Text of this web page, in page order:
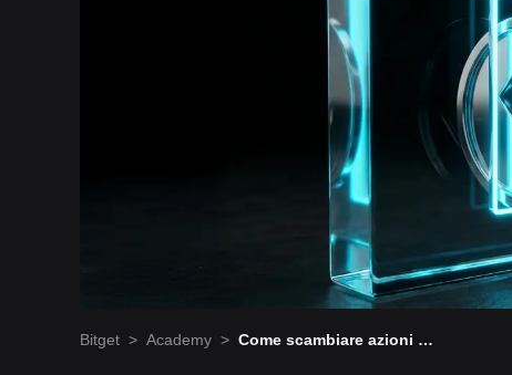
Bitget > Academy > Come scambiare azioni U